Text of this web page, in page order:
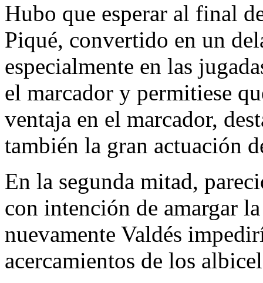
Hubo que esperar al final
Piqué, convertido en un
especialmente en las
el marcador y permitiese
ventaja en el marcador,
también la gran actuación
En la segunda mitad,
con intención de amargar
nuevamente Valdés
acercamientos de los